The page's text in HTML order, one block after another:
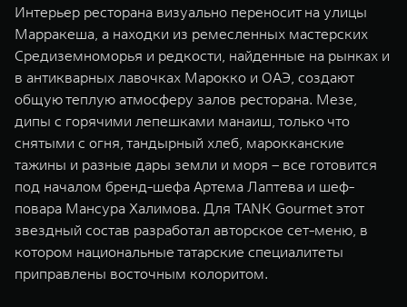
Интерьер ресторана визуально переносит на улицы
Марракеша, а находки из ремесленных мастерских
Средиземноморья и редкости, найденные на рынках и
в антикварных лавочках Марокко и ОАЭ, создают
общую теплую атмосферу залов ресторана. Мезе,
дипы с горячими лепешками манаиш, только что
снятыми с огня, тандырный хлеб, марокканские
тажины и разные дары земли и моря – все готовится
под началом бренд-шефа Артема Лаптева и шеф-
повара Мансура Халимова. Для TANK Gourmet этот
звездный состав разработал авторское сет-меню, в
котором национальные татарские специалитеты
приправлены восточным колоритом.